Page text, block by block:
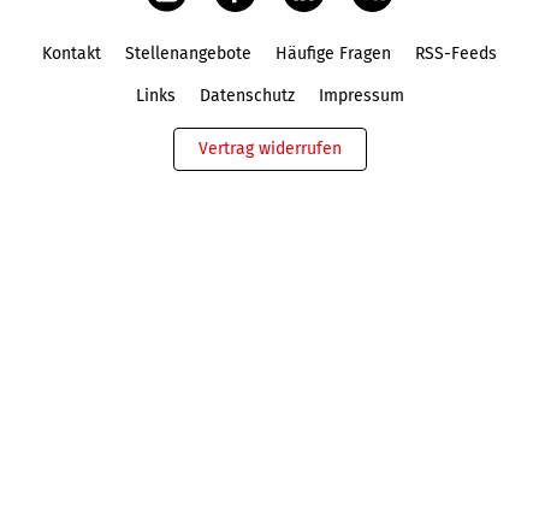
Kontakt Stellenangebote Häufige Fragen RSS-Feeds
Links Datenschutz Impressum
Vertrag widerrufen